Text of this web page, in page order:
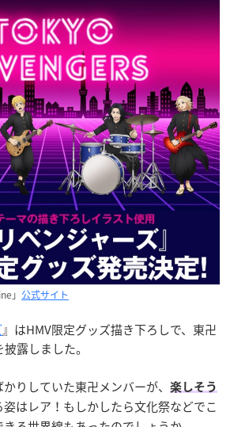
」 公式サイト
』はHMV限定グッズ描き下ろしで、東卍
露しました。
りしていた東卍メンバーが、
楽しそう
姿はレア！もしかしたら文化祭などでこ